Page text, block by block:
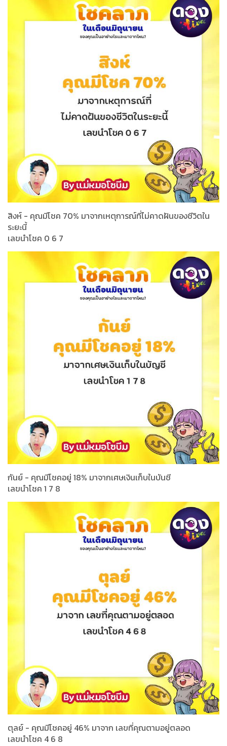
สิงห์ - คุณมีโชค 70% มาจากเหตุการณ์ที่ไม่คาดฝันของชีวิตใน
ระยะนี้
เลขนำโชค 0 6 7
กันย์ - คุณมีโชคอยู่ 18% มาจากเศษเงินเก็บในบันชี
เลขนำโชค 1 7 8
ตุลย์ - คุณมีโชคอยู่ 46% มาจาก เลขที่คุณตามอยู่ตลอด
เลขนำโชค 4 6 8